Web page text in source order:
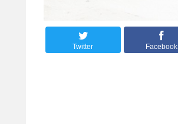
Twitter Facebook